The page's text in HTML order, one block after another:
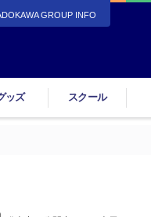
GROUP INFO
ッズ スクール